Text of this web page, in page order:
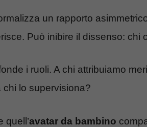
un rapporto
Può inibire il dissenso: chi
i ruoli. A chi attribuiamo
chi lo supervisiona?
quell’avatar da bambino